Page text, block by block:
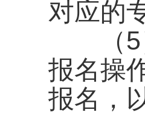
对应的
（5）
报名操
报名，